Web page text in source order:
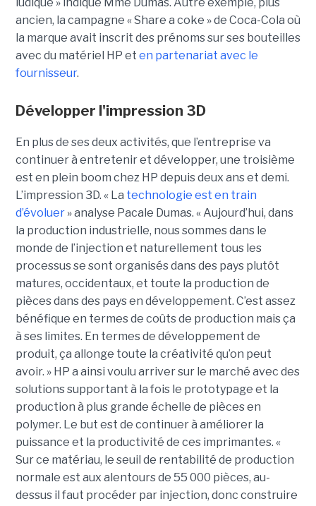
ludique » indique Mme Dumas. Autre exemple, plus
ancien, la campagne « Share a coke » de Coca-Cola où
la marque avait inscrit des prénoms sur ses bouteilles
avec du matériel HP et en partenariat avec le
fournisseur.
Développer l'impression 3D
En plus de ses deux activités, que l’entreprise va
continuer à entretenir et développer, une troisième
est en plein boom chez HP depuis deux ans et demi.
L’impression 3D. « La technologie est en train
d’évoluer» analyse Pacale Dumas. « Aujourd’hui, dans
la production industrielle, nous sommes dans le
monde de l’injection et naturellement tous les
processus se sont organisés dans des pays plutôt
matures, occidentaux, et toute la production de
pièces dans des pays en développement. C’est assez
bénéfique en termes de coûts de production mais ça
à ses limites. En termes de développement de
produit, ça allonge toute la créativité qu’on peut
avoir. » HP a ainsi voulu arriver sur le marché avec des
solutions supportant à la fois le prototypage et la
production à plus grande échelle de pièces en
polymer. Le but est de continuer à améliorer la
puissance et la productivité de ces imprimantes. «
Sur ce matériau, le seuil de rentabilité de production
normale est aux alentours de 55 000 pièces, au-
dessus il faut procéder par injection, donc construire